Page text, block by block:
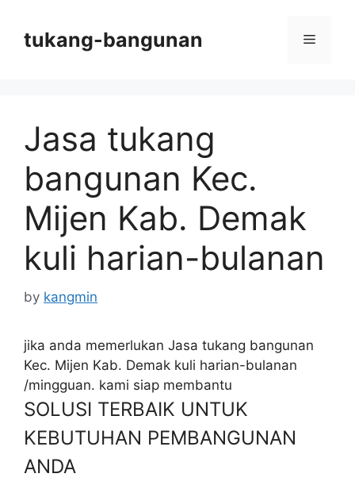
contenttukang-bangunan Menu
Jasa tukang
bangunan Kec.
Mijen Kab. Demak
kuli harian-bulanan
by kangmin
jika anda memerlukan Jasa tukang bangunan
Kec. Mijen Kab. Demak kuli harian-bulanan
/mingguan. kami siap membantu
SOLUSI TERBAIK UNTUK
KEBUTUHAN PEMBANGUNAN
ANDA